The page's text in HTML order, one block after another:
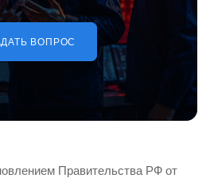
ВОПРОС
Правительства РФ от